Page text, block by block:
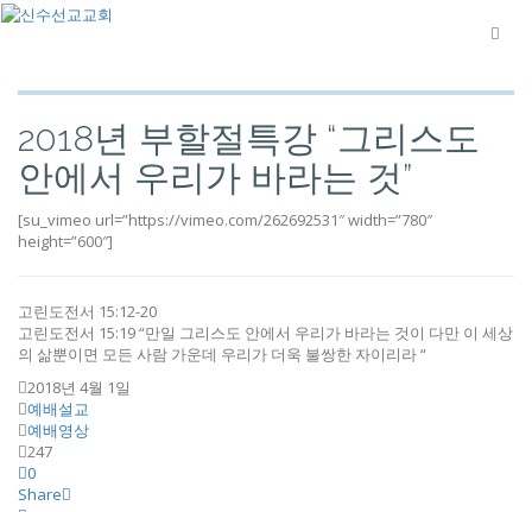
2018년 부할절특강 “그리스도
안에서 우리가 바라는 것”
[su_vimeo url=”https://vimeo.com/262692531″ width=”780″
height=”600″]
고린도전서 15:12-20
고린도전서 15:19 “만일 그리스도 안에서 우리가 바라는 것이 다만 이 세상
의 삶뿐이면 모든 사람 가운데 우리가 더욱 불쌍한 자이리라 “
2018년 4월 1일
예배설교
예배영상
247
0
Share